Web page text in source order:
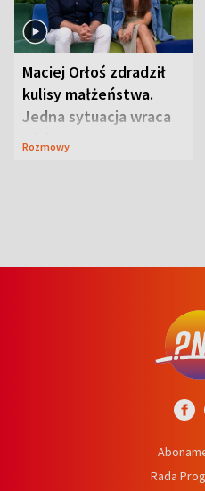
Maciej Orłoś zdradził
kulisy małżeństwa.
Jedna sytuacja wraca
jak bumerang
Rozmowy
Rada